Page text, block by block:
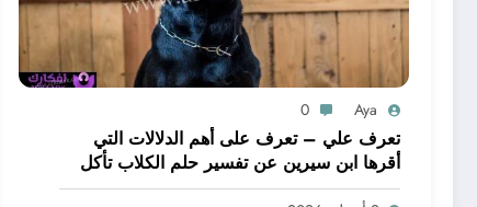
Aya
0
تعرف علي – تعرف على أهم الدلالات التي
أقرها ابن سيرين عن تفسير حلم الكلاب تأكل
لحم – بالتفصيل